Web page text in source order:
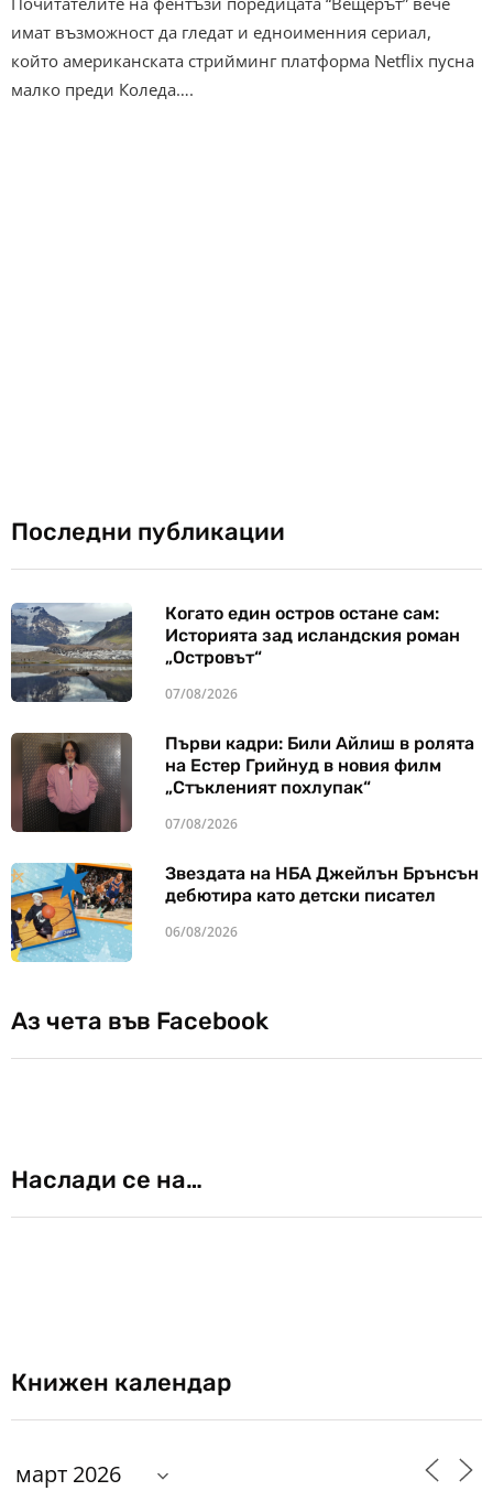
имат възможност да гледат и едноименния сериал,
който американската стрийминг платформа Netflix пусна
малко преди Коледа….
Последни публикации
Когато един остров остане сам:
Историята зад исландския роман
„Островът“
07/08/2026
Първи кадри: Били Айлиш в ролята
на Естер Грийнуд в новия филм
„Стъкленият похлупак“
07/08/2026
Звездата на НБА Джейлън Брънсън
дебютира като детски писател
06/08/2026
Аз чета във Facebook
Наслади се на…
Книжен календар